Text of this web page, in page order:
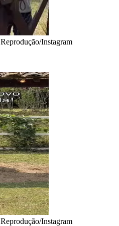
Reprodução/Instagram
Reprodução/Instagram